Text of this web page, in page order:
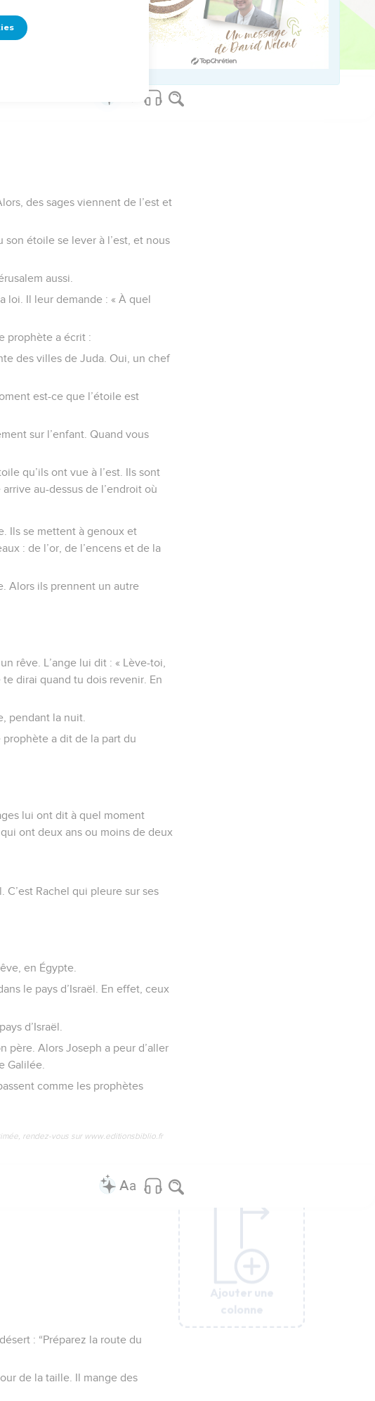
rendez-vous sur www.editionsbiblio.fr
Ajouter une
colonne
des sages viennent de l’est et
étoile se lever à l’est, et nous
aussi.
loi. Il leur demande : « À quel
prophète a écrit :
des villes de Juda. Oui, un chef
est-ce que l’étoile est
sur l’enfant. Quand vous
qu’ils ont vue à l’est. Ils sont
au-dessus de l’endroit où
Ils se mettent à genoux et
: de l’or, de l’encens et de la
Alors ils prennent un autre
rêve. L’ange lui dit : « Lève-toi,
te dirai quand tu dois revenir. En
pendant la nuit.
prophète a dit de la part du
lui ont dit à quel moment
ont deux ans ou moins de deux
C’est Rachel qui pleure sur ses
en Égypte.
le pays d’Israël. En effet, ceux
d’Israël.
père. Alors Joseph a peur d’aller
Galilée.
comme les prophètes
rendez-vous sur www.editionsbiblio.fr
Ajouter une
colonne
: “Préparez la route du
de la taille. Il mange des
Ajouter une
colonne
Ajouter une
colonne
Ajouter une
colonne